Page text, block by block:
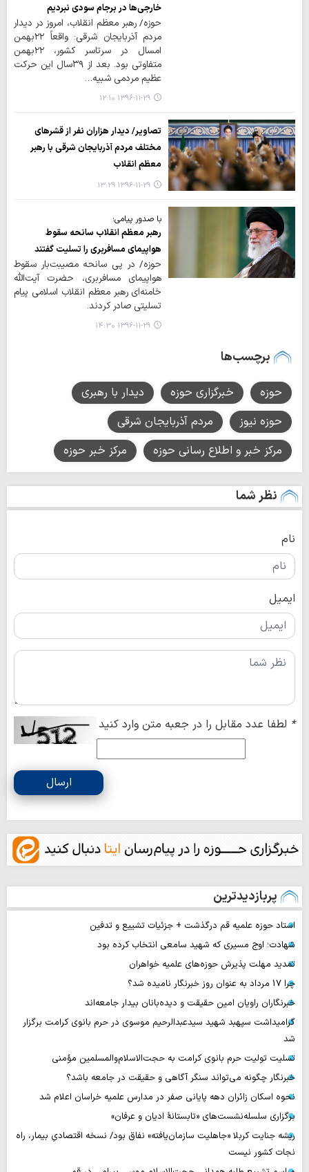
خارجی‌ها در برجام سودی نبردیم
حوزه/ رهبر معظم انقلاب، امروز در دیدار
مردم آذربایجان شرقی: واقعاً ۲۲بهمن
امسال در سرتاسر کشور، ۲۲بهمن
متفاوتی بود. بعد از ۳۹سال این حرکت
عظیم مردمی شبیه…
۱۳۹۶-۱۱-۲۹ ۱۲:۱۰
تصاویر/ دیدار هزاران نفر از قشرهای
مختلف مردم آذربایجان شرقی با رهبر
معظم انقلاب
۱۳۹۶-۱۱-۲۹ ۱۳:۲۹
با صدور پیامی؛
رهبر معظم انقلاب سانحه‌ سقوط
هواپیمای مسافربری را تسلیت گفتند
حوزه/ در پی‌ سانحه‌ مصیبت‌بار سقوط
هواپیمای‌ مسافربری‌، حضرت‌ آیت‌الله‌
خامنه‌ای‌ رهبر معظم‌ انقلاب‌ اسلامی‌ پیام‌
تسلیتی‌ صادر کردند.
۱۳۹۶-۱۱-۲۹ ۱۴:۳۰
برچسب‌ها
حوزه خبرگزاری حوزه
دیدار با رهبری
حوزه نیوز
مردم آذربایجان شرقی
مرکز خبر و اطلاع رسانی حوزه
مرکز خبر حوزه
نظر شما
نام
ایمیل
* لطفا عدد مقابل را در جعبه متن وارد کنید
ارسال
پربازدیدترین
استاد حوزه علمیه قم درگذشت + جزئیات تشییع و تدفین
شهادت؛ اوج مسیری که شهید سامعی انتخاب کرده بود
تمدید مهلت پذیرش حوزه‌های علمیه خواهران
چرا 17 مرداد به عنوان روز خبرنگار نامیده شد؟
خبرنگاران راویان امین حقیقت و دیده‌بانان بیدار جامعه‌اند
گرامیداشت سپهبد شهید سیدعبدالرحیم موسوی در حرم بانوی کرامت برگزار
شد
تسلیت تولیت حرم بانوی کرامت به حجت‌الاسلام‌والمسلمین مؤمنی
خبرنگار چگونه می‌تواند سنگر آگاهی و حقیقت در جامعه باشد؟
نحوه اسکان زائران دهه پایانی صفر در مدارس علمیه خراسان اعلام شد
برگزاری سلسله‌نشست‌های «تابستانهٔ ادیان و عرفان»
ریشه جنایت کربلا «جاهلیت سازمان‌یافته» نفاق بود/ نسخه اقتصادیِ بیمار، راه
نجات کشور نیست